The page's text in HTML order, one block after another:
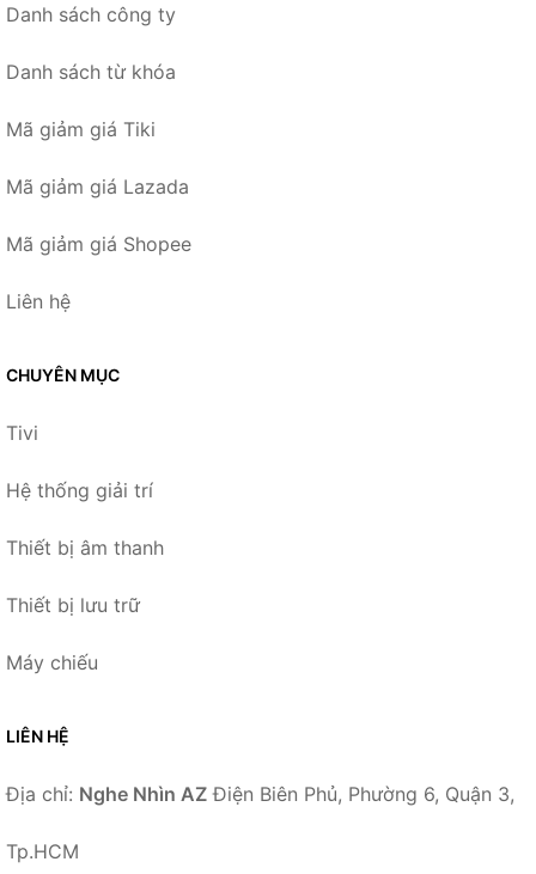
Danh sách công ty
Danh sách từ khóa
Mã giảm giá Tiki
Mã giảm giá Lazada
Mã giảm giá Shopee
Liên hệ
CHUYÊN MỤC
Tivi
Hệ thống giải trí
Thiết bị âm thanh
Thiết bị lưu trữ
Máy chiếu
LIÊN HỆ
Địa chỉ: Nghe Nhìn AZ Điện Biên Phủ, Phường 6, Quận 3,
Tp.HCM